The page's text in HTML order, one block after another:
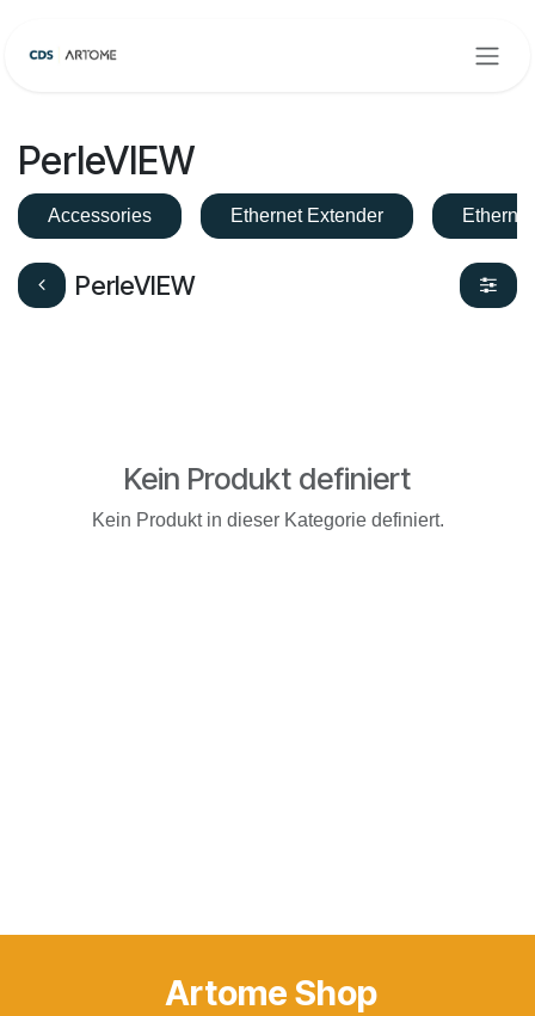
PerleVIEW
Accessories Ethernet Extender
PerleVIEW
Kein Produkt definiert
Kein Produkt in dieser Kategorie definiert.
Artome Shop